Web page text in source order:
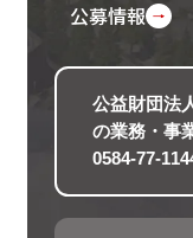
公募情報
公益財団法
の業務・事
0584-77-